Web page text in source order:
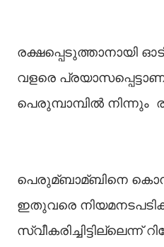
രക്ഷപ്പെടുത്താനായി
വളരെ
പെരുമ്പാമ്പിൽ നിന്നും
പെരുമ്ബാമ്ബിനെ
ഇതുവരെ
സ്വീകരിച്ചിട്ടില്ലെന്ന്